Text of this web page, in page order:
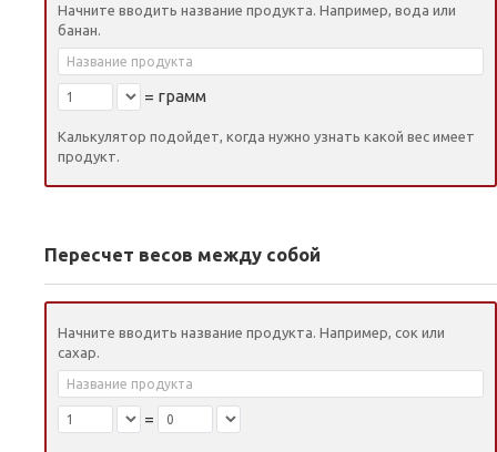
Начните вводить название продукта. Например, вода или
банан.
= грамм
Калькулятор подойдет, когда нужно узнать какой вес имеет
продукт.
Пересчет весов между собой
Начните вводить название продукта. Например, сок или
сахар.
=